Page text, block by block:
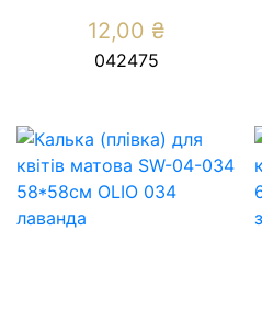
12,00 ₴
042475